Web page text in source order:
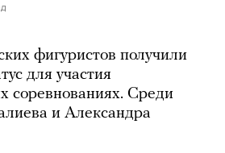
фигуристов получили
для участия
соревнованиях. Среди
и Александра